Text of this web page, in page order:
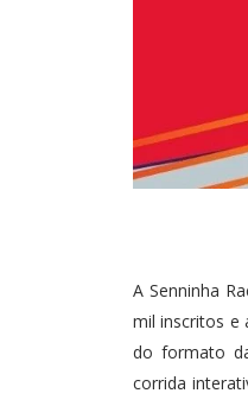
A Senninha
mil inscritos e
do formato
corrida